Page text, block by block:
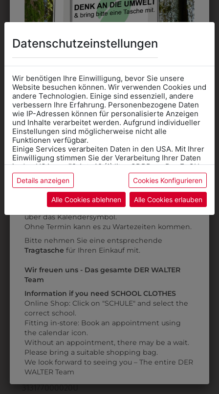
DAS KÖNNTE IHNEN
AUCH GEFALLEN
313177000020
HERRENHOSE SF
BASIC
€ 103,90
313177000020U
HERRENHOSE SF
ÜBERLÄNGE BASIC
€ 103,90
ZULETZT ANGESEHEN
313177000020U
Datenschutzeinstellungen
Wir benötigen Ihre Einwilligung, bevor Sie unsere
Website besuchen können. Wir verwenden Cookies und
andere Technologien. Einige sind essenziell, andere
verbessern Ihre Erfahrung. Personenbezogene Daten
wie IP-Adressen können für personalisierte Anzeigen
und Inhalte verarbeitet werden. Aufgrund individueller
Einstellungen sind möglicherweise nicht alle
Funktionen verfügbar.
Einige Services verarbeiten Daten in den USA. Mit Ihrer
Einwilligung stimmen Sie der Verarbeitung Ihrer Daten
in den USA gemäß Art. 49 (1) lit. a GDPR zu. Der EuGH
stuft die USA als Land mit unzureichendem Datenschutz
ein, und es besteht das Risiko, dass US-Behörden
Daten ohne Klagemöglichkeit für Europäer überwachen.
Datenschutzerklärungbzw. im
Details anzeigen Cookies Konfigurieren
Alle Cookies ablehnen Alle Cookies erlauben
Informationen wenn Sie
Kleidung
für die SCHULE
benötigen
Online Shop: Klick auf SCHULE in der
Kategorie und die richtige Schule auswählen.
AnprobeVorort im Geschäft: Termin buchen
über das Kalendersymbol.
Ohne Termin kann es zu Wartezeiten kommen.
Bitte nehmen Sie eine entsprechende
Tragtasche für Ihren Einkauf mit.
Wir freuen uns - Das gesamte DER WALTER
Team
Information if you need SCHOOL CLOTHES
Online Shop: Click on "SCHULE" and select the
correct school.
Fitting in-store: Book an appointment using
the calendar icon.
Without an appointment, there may be a wait.
Please bring a suitable shopping bag.
We look forward to seeing you – The entire DER
WALTER Team